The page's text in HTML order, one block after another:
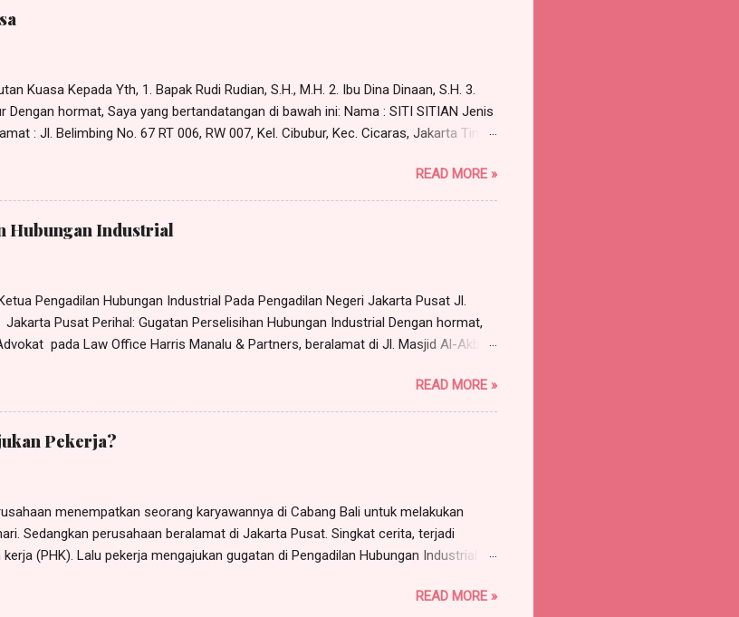
dalam p erkara Nomor xx /Pdt.Sus-PHI/2022/PN. Jkt.Pst , sebagai berikut:
Bahwa yang menjadi pokok permasalaha n dalam perkara a quo adalah
Kuasa Kepada Yth, 1. Bapak Rudi Rudian, S.H., M.H. 2. Ibu Dina Dinaan, S.H. 3.
Dengan hormat, Saya yang bertandatangan di bawah ini: Nama : SITI SITIAN Jenis
: Jl. Belimbing No. 67 RT 006, RW 007, Kel. Cibubur, Kec. Cicaras, Jakarta Timur
kepada: 1. Rudi Rudian; 2. Dina Dinaan; 3. Piko Pikoan; Para Advokat, berkantor
No. 5 Jakarta Timur, dengan ini saya CABUT. Dengan saya cabut kuasa/surat
surat pencabutan kuasa ini maka surat kuasa tersebut tidak dapat
juga. Bapak Rudi Rudian, S.H., M.H., Ibu Dina Dinaan, S.H., dan Bapa...
READ MORE »
Hubungan Industrial
Pengadilan Hubungan Industrial Pada Pengadilan Negeri Jakarta Pusat Jl.
Pusat Perihal: Gugatan Perselisihan Hubungan Industrial Dengan hormat,
pada Law Office Harris Manalu & Partners, beralamat di Jl. Masjid Al-Akbar
30 Oktober 2023 (terlampir), dari dan karenanya bertindak untuk dan atas nama
, beralamat di Jl. xxx No. x, RT x, RW x, Kel. x, Kec. x, Jakarta Barat , p ekerjaan
Development (HRD) Yayasan Sekolah Nusantara, s elanjutnya disebut
perselisihan hubungan industrial kepada YAYASAN SEKOLAH NUSANTARA,...
READ MORE »
Pekerja?
menempatkan seorang karyawannya di Cabang Bali untuk melakukan
Sedangkan perusahaan beralamat di Jakarta Pusat. Singkat cerita, terjadi
(PHK). Lalu pekerja mengajukan gugatan di Pengadilan Hubungan Industrial
relatif dengan mendasarkan pada ketentuan Pasal 118 HIR dan asas
READ MORE »